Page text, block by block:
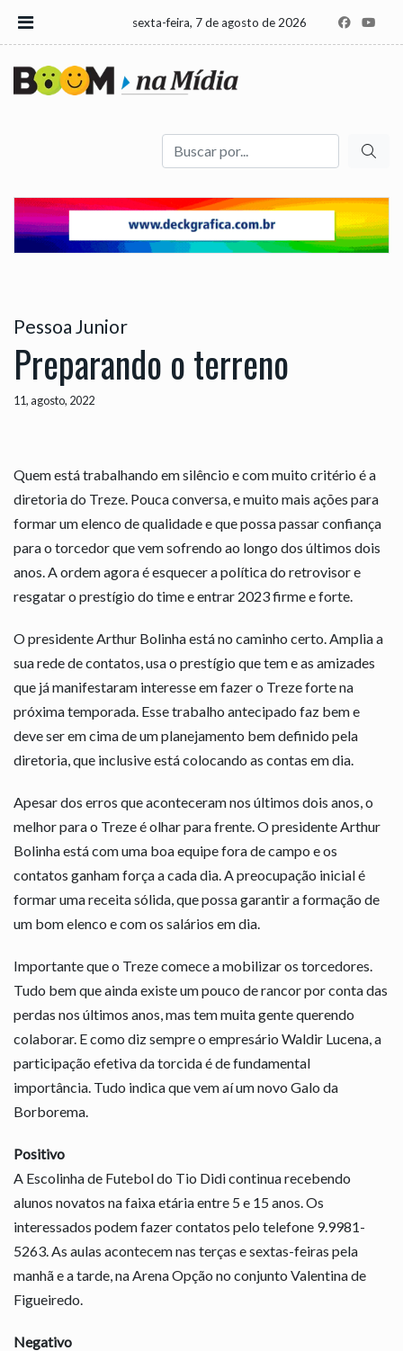
sexta-feira, 7 de agosto de 2026
Buscar
Pessoa Junior
Preparando o terreno
11, agosto, 2022
Quem está trabalhando em silêncio e com muito critério é a
diretoria do Treze. Pouca conversa, e muito mais ações para
formar um elenco de qualidade e que possa passar confiança
para o torcedor que vem sofrendo ao longo dos últimos dois
anos. A ordem agora é esquecer a política do retrovisor e
resgatar o prestígio do time e entrar 2023 firme e forte.
O presidente Arthur Bolinha está no caminho certo. Amplia a
sua rede de contatos, usa o prestígio que tem e as amizades
que já manifestaram interesse em fazer o Treze forte na
próxima temporada. Esse trabalho antecipado faz bem e
deve ser em cima de um planejamento bem definido pela
diretoria, que inclusive está colocando as contas em dia.
Apesar dos erros que aconteceram nos últimos dois anos, o
melhor para o Treze é olhar para frente. O presidente Arthur
Bolinha está com uma boa equipe fora de campo e os
contatos ganham força a cada dia. A preocupação inicial é
formar uma receita sólida, que possa garantir a formação de
um bom elenco e com os salários em dia.
Importante que o Treze comece a mobilizar os torcedores.
Tudo bem que ainda existe um pouco de rancor por conta das
perdas nos últimos anos, mas tem muita gente querendo
colaborar. E como diz sempre o empresário Waldir Lucena, a
participação efetiva da torcida é de fundamental
importância. Tudo indica que vem aí um novo Galo da
Borborema.
Positivo
A Escolinha de Futebol do Tio Didi continua recebendo
alunos novatos na faixa etária entre 5 e 15 anos. Os
interessados podem fazer contatos pelo telefone 9.9981-
5263. As aulas acontecem nas terças e sextas-feiras pela
manhã e a tarde, na Arena Opção no conjunto Valentina de
Figueiredo.
Negativo